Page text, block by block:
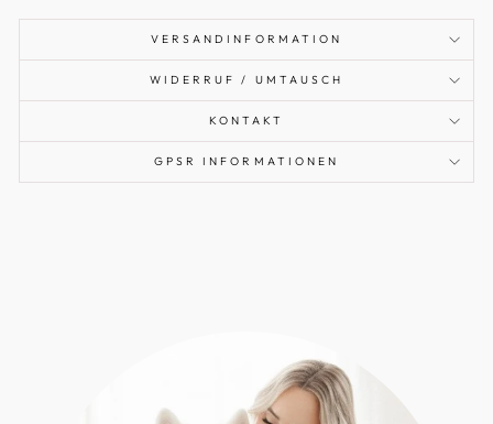
VERSANDINFORMATION
WIDERRUF / UMTAUSCH
KONTAKT
GPSR INFORMATIONEN